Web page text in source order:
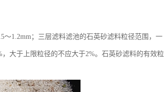
～1.2mm；三层滤料滤池的石英砂滤料粒径范围，一
大于上限粒径的不应大于2%。石英砂滤料的有效粒